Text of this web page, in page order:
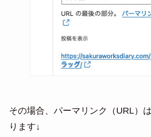
その場合、パーマリンク（URL）
ります↓